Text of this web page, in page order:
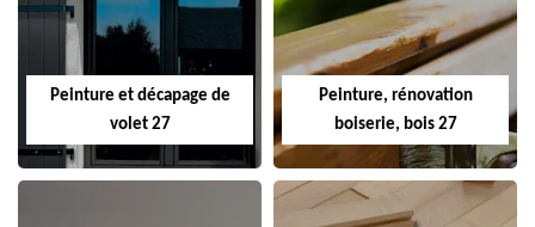
Peinture et décapage de
volet 27
Peinture, rénovation
boiserie, bois 27